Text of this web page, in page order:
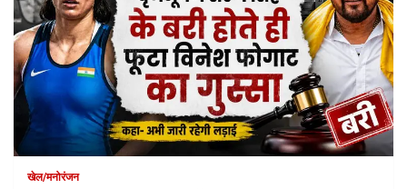
खेल/मनोरंजन